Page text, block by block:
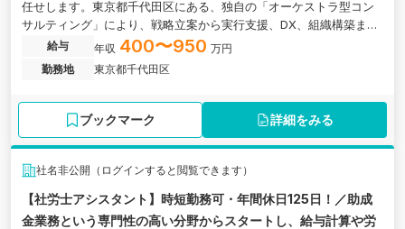
任せします。東京都千代田区にある、独自の「オーケストラ型コン
サルティング」により、戦略立案から実行支援、DX、組織構築まで
を一貫して提供している企業の求人です。
給与 年収 400〜950 万円
勤務地
東京都千代田区
ブックマーク 詳細をみる
社名非公開（ログインすると閲覧できます）
【社労士アシスタント】時短勤務可・年間休日125日！／助成
金業務という専門性の高い分野からスタートし、給与計算や労